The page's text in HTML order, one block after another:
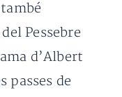
Pessebre
d’Albert
passes de